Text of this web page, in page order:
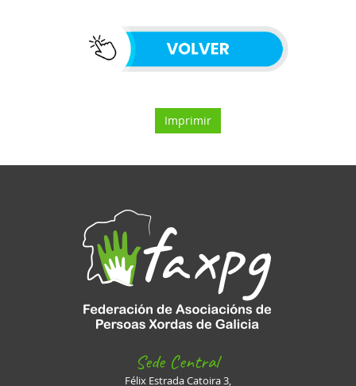
Imprimir
Sede Central
Félix Estrada Catoira 3,